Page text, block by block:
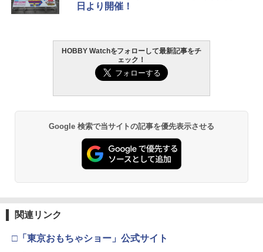
日より開催！
HOBBY Watchをフォローして最新記事をチ
ェック！
Google 検索で当サイトの記事を優先表示させる
関連リンク
□「東京おもちゃショー」公式サイト